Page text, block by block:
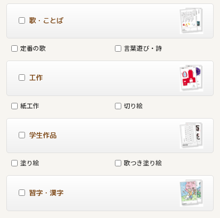
歌・ことば
定番の歌 言葉遊び・詩
工作
紙工作 切り絵
学生作品
塗り絵 歌つき塗り絵
習字・漢字